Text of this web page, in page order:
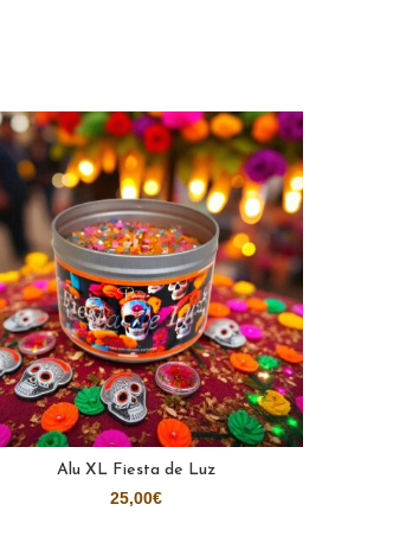
AJOUTER AU PANIER
Alu XL Fiesta de Luz
25,00€